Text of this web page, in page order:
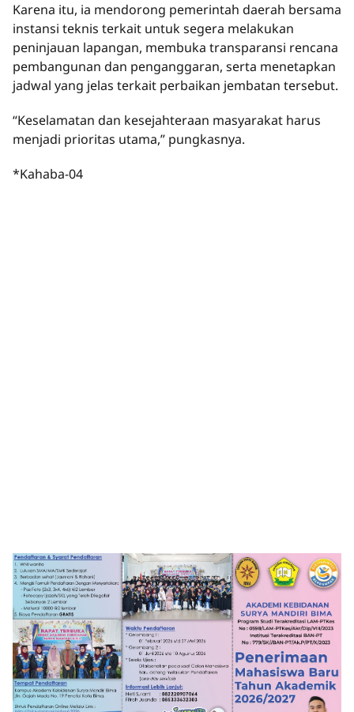
Karena itu, ia mendorong pemerintah daerah bersama
instansi teknis terkait untuk segera melakukan
peninjauan lapangan, membuka transparansi rencana
pembangunan dan penganggaran, serta menetapkan
jadwal yang jelas terkait perbaikan jembatan tersebut.
“Keselamatan dan kesejahteraan masyarakat harus
menjadi prioritas utama,” pungkasnya.
*Kahaba-04